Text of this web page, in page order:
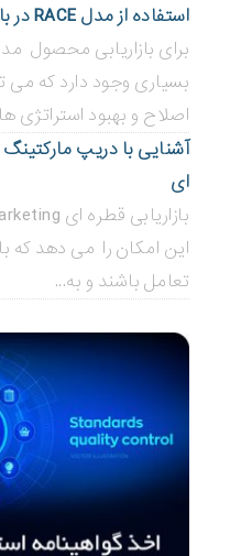
استفاده از مدل RACE در بازاریابی دیجیتال
برای بازاریابی محصول
بسیاری وجود دارد که می
اصلاح و بهبود استراتژی
آشنایی با دریپ مارکتینگ
ای
این امکان را می دهد که
تعامل باشند و به...